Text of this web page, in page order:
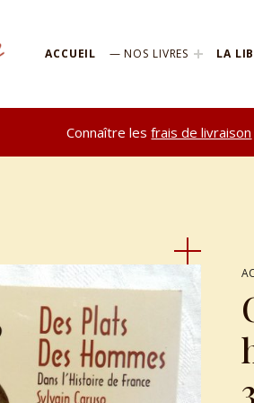
ACCUEIL NOS LIVRES LA
Connaître lesfrais de livraison